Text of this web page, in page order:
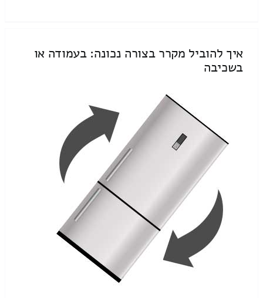
איך להוביל מקרר בצורה נכונה: בעמודה או
בשכיבה